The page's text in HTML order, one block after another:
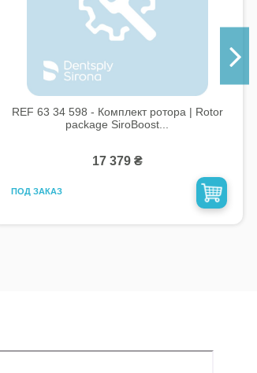
REF 63 34 598 - Комплект ротора | Rotor
package SiroBoost...
17 379 ₴
ПОД ЗАКАЗ